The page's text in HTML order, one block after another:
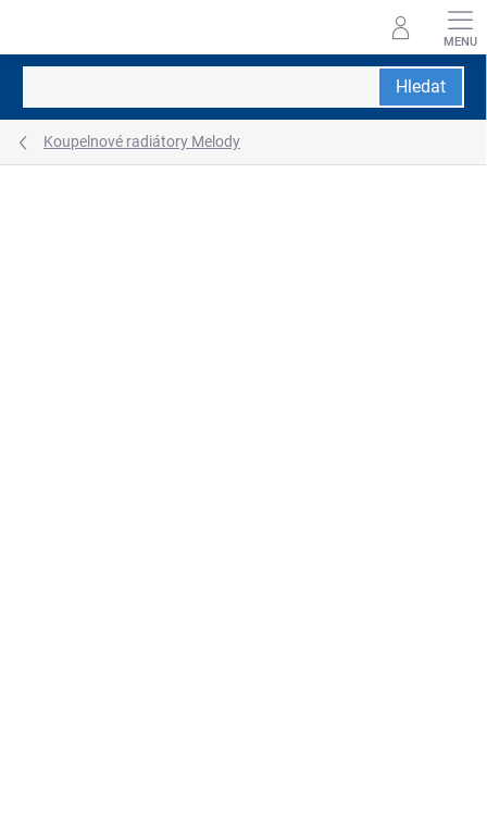
Hledat
Koupelnové radiátory Melody